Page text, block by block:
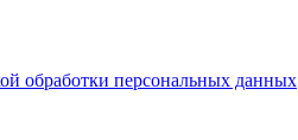
обработки персональных данных